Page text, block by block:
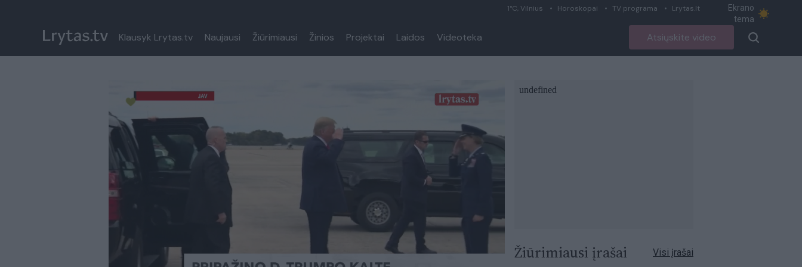
1°C, Vilnius Horoskopai TV programa Lrytas.lt
Ekrano
tema
Klausyk Lrytas.tv Naujausi Žiūrimiausi Žinios Projektai Laidos Videoteka Atsiųskite video
Paremkite Ukrainą
Žiūrimiausi įrašai Visi įrašai